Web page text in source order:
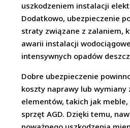
uszkodzeniem instalacji
Dodatkowo, ubezpieczenie
straty związane z zalaniem,
awarii instalacji
intensywnych opadów
Dobre ubezpieczenie
koszty naprawy lub wymiany
elementów, takich jak
sprzęt AGD. Dzięki temu,